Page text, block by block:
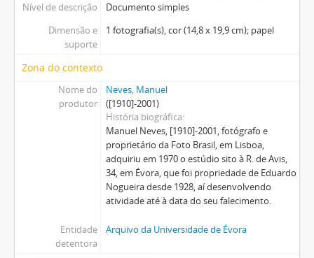
Nível de descrição
Documento simples
Dimensão e
suporte
1 fotografia(s), cor (14,8 x 19,9 cm); papel
Zona do contexto
Nome do
produtor
Neves, Manuel
([1910]-2001)
História biográfica
Manuel Neves, [1910]-2001, fotógrafo e
proprietário da Foto Brasil, em Lisboa,
adquiriu em 1970 o estúdio sito à R. de Avis,
34, em Évora, que foi propriedade de Eduardo
Nogueira desde 1928, aí desenvolvendo
atividade até à data do seu falecimento.
Entidade
detentora
Arquivo da Universidade de Évora